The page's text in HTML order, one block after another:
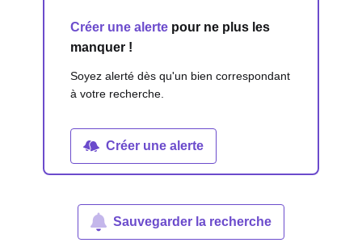
Créer une alerte pour ne plus les
manquer !
Soyez alerté dès qu'un bien correspondant
à votre recherche.
Créer une alerte
Sauvegarder la recherche